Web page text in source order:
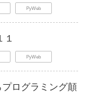
PyWeb
PyWeb
ログラミング顛